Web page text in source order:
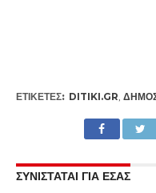
ΕΤΙΚΕΤΕΣ: DITIKI.GR,
ΣΥΝΙΣΤΑΤΑΙ ΓΙΑ ΕΣΑΣ